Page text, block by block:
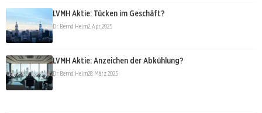
LVMH Aktie: Tücken im Geschäft?
Dr. Bernd Heim2. Apr. 2025
LVMH Aktie: Anzeichen der Abkühlung?
Dr. Bernd Heim28. März 2025